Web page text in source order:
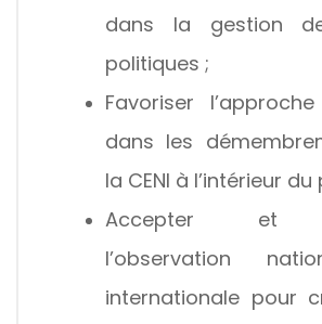
dans la gestion
politiques ;
Favoriser
dans les
la CENI à l’intérieur du
Accepter et
l’observation
internationale pour